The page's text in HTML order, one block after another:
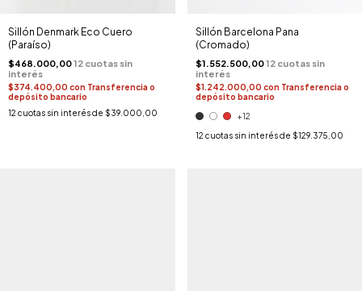
Sillón Denmark Eco Cuero
(Paraíso)
$468.000,00
$374.400,00 con Transferencia o
depósito bancario
12 cuotas sin interés de $39.000,00
Sillón Barcelona Pana
(Cromado)
$1.552.500,00
$1.242.000,00 con Transferencia o
depósito bancario
+12
12 cuotas sin interés de $129.375,00